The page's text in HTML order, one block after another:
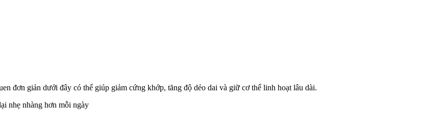
đơn giản dưới đây có thể giúp giảm cứng khớp, tăng độ dẻo dai và giữ c‌ơ th‌ể linh hoạt lâu dài.